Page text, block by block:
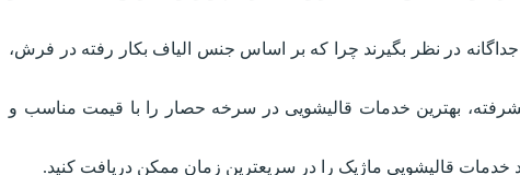
در نظر بگیرند چرا که بر اساس جنس الیاف بکار رفته در فرش،
بهترین خدمات قالیشویی در سرخه حصار را با قیمت مناسب و
خدمات قالیشویی ماژیک را در سریعترین زمان ممکن دریافت کنید.